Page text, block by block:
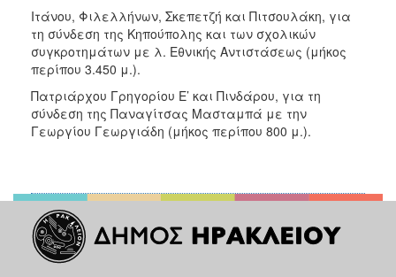
Ιτάνου, Φιλελλήνων, Σκεπετζή και Πιτσουλάκη, για
τη σύνδεση της Κηπούπολης και των σχολικών
συγκροτημάτων με λ. Εθνικής Αντιστάσεως (μήκος
περίπου 3.450 μ.).
Πατριάρχου Γρηγορίου Ε’ και Πινδάρου, για τη
σύνδεση της Παναγίτσας Μασταμπά με την
Γεωργίου Γεωργιάδη (μήκος περίπου 800 μ.).